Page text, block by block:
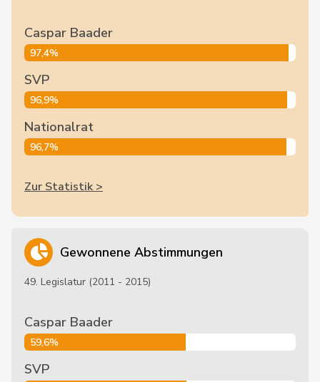
Caspar Baader
97,4%
SVP
96,9%
Nationalrat
96,7%
Zur Statistik >
Gewonnene Abstimmungen
49. Legislatur (2011 - 2015)
Caspar Baader
59,6%
SVP